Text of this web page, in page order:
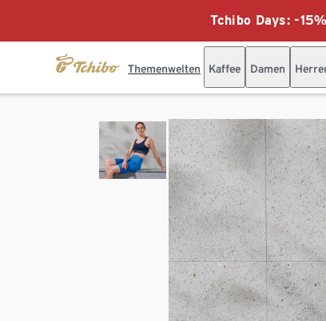
Tchibo Days: -
Themenwelten Kaffee Damen